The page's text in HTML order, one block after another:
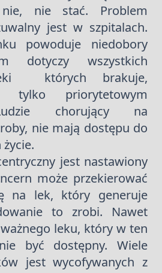
nie stać. Problem
jest w szpitalach.
powoduje niedobory
dotyczy wszystkich
których brakuje,
tylko priorytetowym
chorujący na
nie mają dostępu do
jest nastawiony
może przekierować
na lek, który generuje
to zrobi. Nawet
leku, który w ten
być dostępny. Wiele
jest wycofywanych z